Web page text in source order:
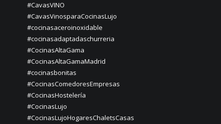
#CavasVINO
#CavasVinosparaCocinasLujo
#cocinasaceroinoxidable
#cocinasadaptadaschurreria
#CocinasAltaGama
#CocinasAltaGamaMadrid
#cocinasbonitas
#CocinasComedoresEmpresas
#CocinasHostelería
#CocinasLujo
#CocinasLujoHogaresChaletsCasas